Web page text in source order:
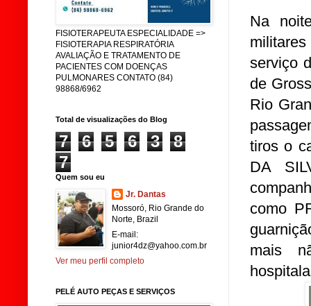
Na
serviço
de
Rio
tiros o
DA
como
mais
FISIOTERAPEUTA ESPECIALIDADE =>
FISIOTERAPIA RESPIRATÓRIA
AVALIAÇÃO E TRATAMENTO DE
PACIENTES COM DOENÇAS
PULMONARES CONTATO (84)
98868/6962
Total de visualizações do Blog
7 6 5 6 3
8
7
Quem sou eu
Jr. Dantas
Mossoró, Rio Grande do
Norte, Brazil
E-mail:
junior4dz@yahoo.com.br
Ver meu perfil completo
PELÉ AUTO PEÇAS E SERVIÇOS